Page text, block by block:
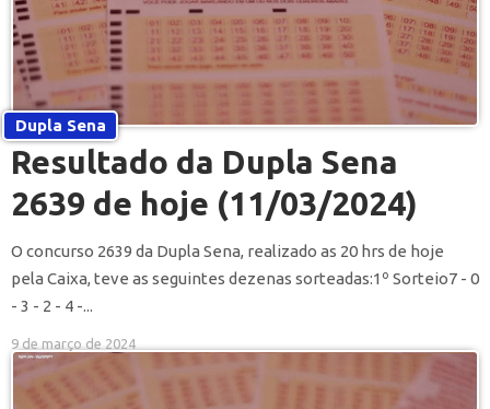
Dupla Sena
Resultado da Dupla Sena
2639 de hoje (11/03/2024)
O concurso 2639 da Dupla Sena, realizado as 20 hrs de hoje
pela Caixa, teve as seguintes dezenas sorteadas:1º Sorteio7 - 0
- 3 - 2 - 4 -...
9 de março de 2024